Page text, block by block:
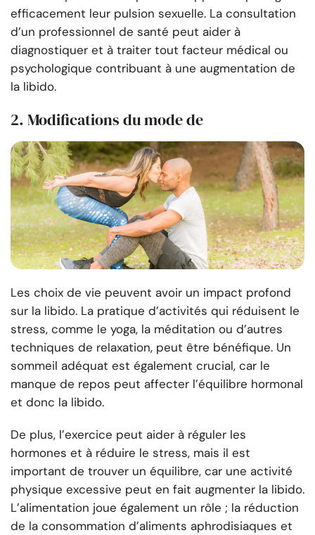
efficacement leur pulsion sexuelle. La consultation
d’un professionnel de santé peut aider à
diagnostiquer et à traiter tout facteur médical ou
psychologique contribuant à une augmentation de
la libido.
2. Modifications du mode de
Les choix de vie peuvent avoir un impact profond
sur la libido. La pratique d’activités qui réduisent le
stress, comme le yoga, la méditation ou d’autres
techniques de relaxation, peut être bénéfique. Un
sommeil adéquat est également crucial, car le
manque de repos peut affecter l’équilibre hormonal
et donc la libido.
De plus, l’exercice peut aider à réguler les
hormones et à réduire le stress, mais il est
important de trouver un équilibre, car une activité
physique excessive peut en fait augmenter la libido.
L’alimentation joue également un rôle ; la réduction
de la consommation d’aliments aphrodisiaques et